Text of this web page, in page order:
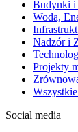
Budynki i
Woda,
Nadzór i
Projekty
Wszystkie
Social media